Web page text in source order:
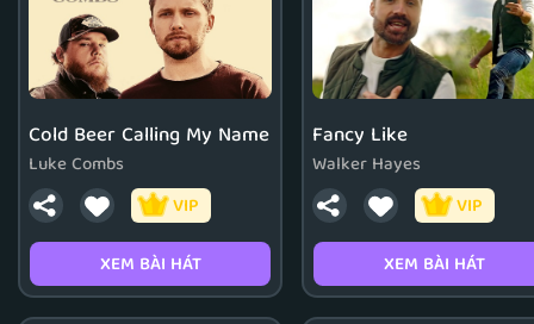
Cold Beer Calling My Name
Luke Combs
VIP
XEM BÀI HÁT
Fancy Like
Walker Hayes
VIP
XEM BÀI HÁT